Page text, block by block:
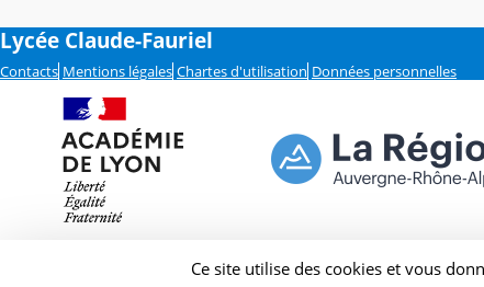
Lycée Claude-Fauriel
Contacts Mentions légales Chartes d'utilisation Données personnelles
Ce site utilise des cookies et vous